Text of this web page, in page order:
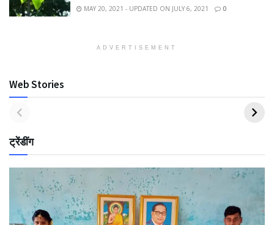
MAY 20, 2021 - UPDATED ON JULY 6, 2021
0
ADVERTISEMENT
Web Stories
ट्रेंडींग